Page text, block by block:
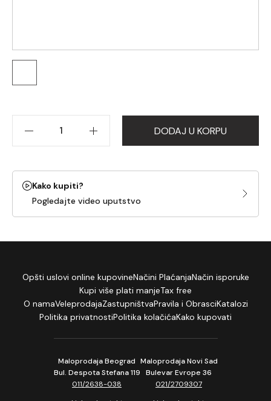
DODAJ U KORPU
Kako kupiti?
Pogledajte video uputstvo
Opšti uslovi online kupovineNačini PlaćanjaNačin isporuke
Kupi više plati manjeTax free
O namaVeleprodajaZastupništvaPravila i ObrasciKatalozi
Politika privatnostiPolitika kolačićaKako kupovati
Maloprodaja Beograd
Bul. Despota Stefana 119
011/2638-038
Maloprodaja Novi Sad
Bulevar Evrope 36
021/2709307